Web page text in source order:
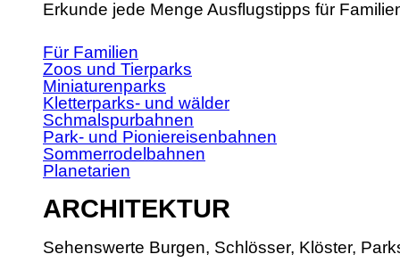
Erkunde jede Menge Ausflugstipps für
Für Familien
Zoos und Tierparks
Miniaturenparks
Kletterparks- und wälder
Schmalspurbahnen
Park- und Pioniereisenbahnen
Sommerrodelbahnen
Planetarien
ARCHITEKTUR
Sehenswerte Burgen, Schlösser, Klöster,